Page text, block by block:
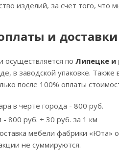
изделий, за счет того,
и доставки
осуществляется по Липецке и
в заводской упаковке.
после 100% оплаты
в черте города - 800 руб.
800 руб. + 30 руб. за 1 км
мебели фабрики
не суммируются.